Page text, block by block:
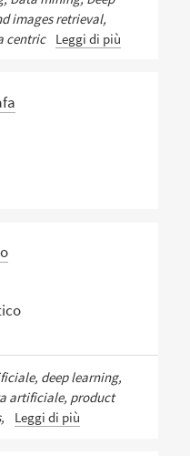
images retrieval,
centric
Leggi di più
deep learning,
artificiale, product
Leggi di più